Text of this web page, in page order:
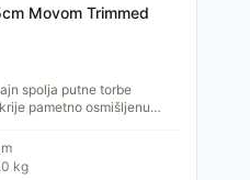
Movom Trimmed
spolja putne torbe
pametno osmišljenu
kg